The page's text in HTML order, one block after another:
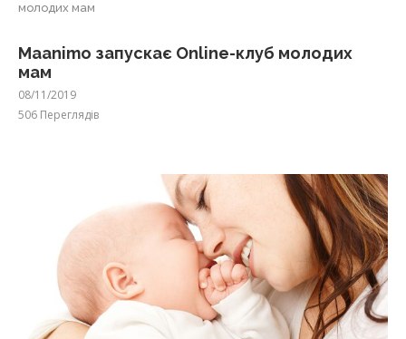
молодих мам
Maanimo запускає Online-клуб молодих
мам
08/11/2019
506 Переглядів